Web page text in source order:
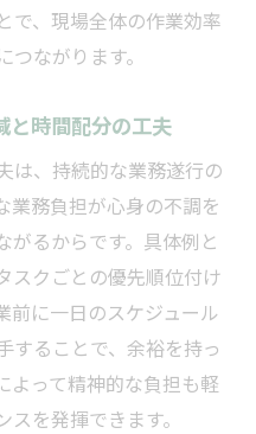
略化する最新手法
が自分時間を生む秘
時間管理術
分の時間を効率確保
スケジュール最適化
ルな時間管理ツール
ながる管理ポイント
自分時間の作り方
たらす業務効率向上
で、現場全体の作業効率
ながります。
と時間配分の工夫
は、持続的な業務遂行の
業務負担が心身の不調を
がるからです。具体例と
スクごとの優先順位付け
前に一日のスケジュール
することで、余裕を持っ
よって精神的な負担も軽
を発揮できます。